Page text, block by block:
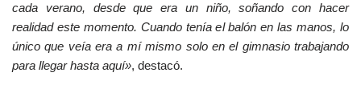
cada verano, desde que era un niño, soñando con hacer
realidad este momento. Cuando tenía el balón en las manos, lo
único que veía era a mí mismo solo en el gimnasio trabajando
para llegar hasta aquí», destacó.